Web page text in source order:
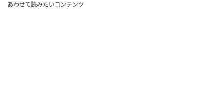
あわせて読みたいコンテンツ